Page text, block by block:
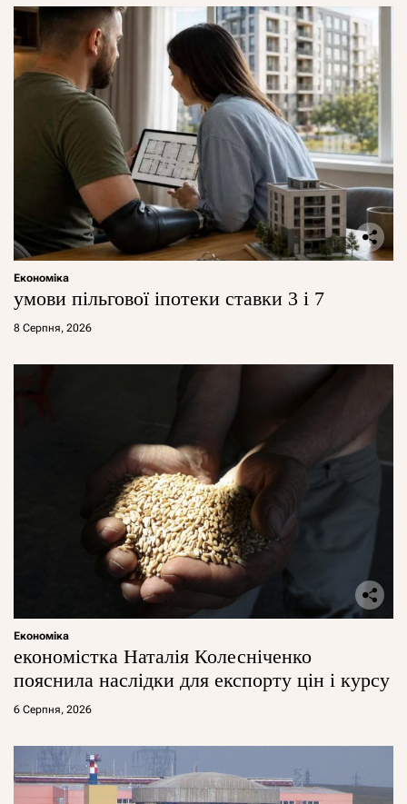
Економіка
умови пільгової іпотеки ставки 3 і 7
8 Серпня, 2026
Економіка
економістка Наталія Колесніченко
пояснила наслідки для експорту цін і курсу
6 Серпня, 2026